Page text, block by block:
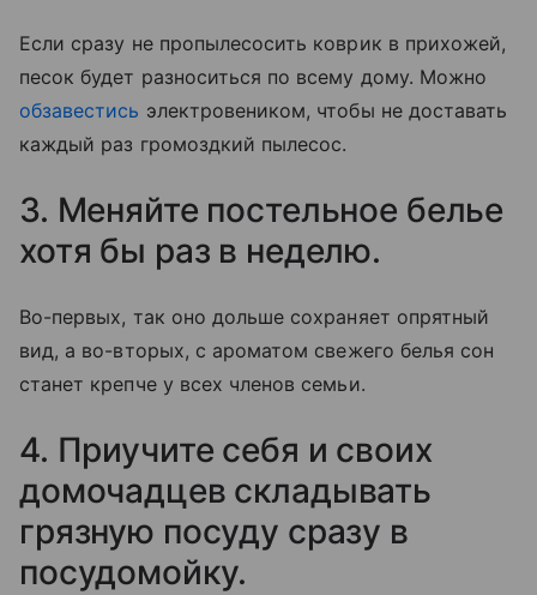
Если сразу не пропылесосить коврик в прихожей,
песок будет разноситься по всему дому. Можно
обзавестись электровеником, чтобы не доставать
каждый раз громоздкий пылесос.
3. Меняйте постельное белье
хотя бы раз в неделю.
Во-первых, так оно дольше сохраняет опрятный
вид, а во-вторых, с ароматом свежего белья сон
станет крепче у всех членов семьи.
4. Приучите себя и своих
домочадцев складывать
грязную посуду сразу в
посудомойку.